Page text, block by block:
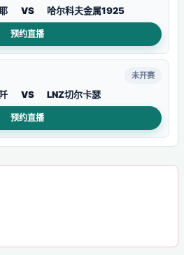
VS 哈尔科夫金属1925
预约直播
VS LNZ切尔卡瑟
未开赛
预约直播